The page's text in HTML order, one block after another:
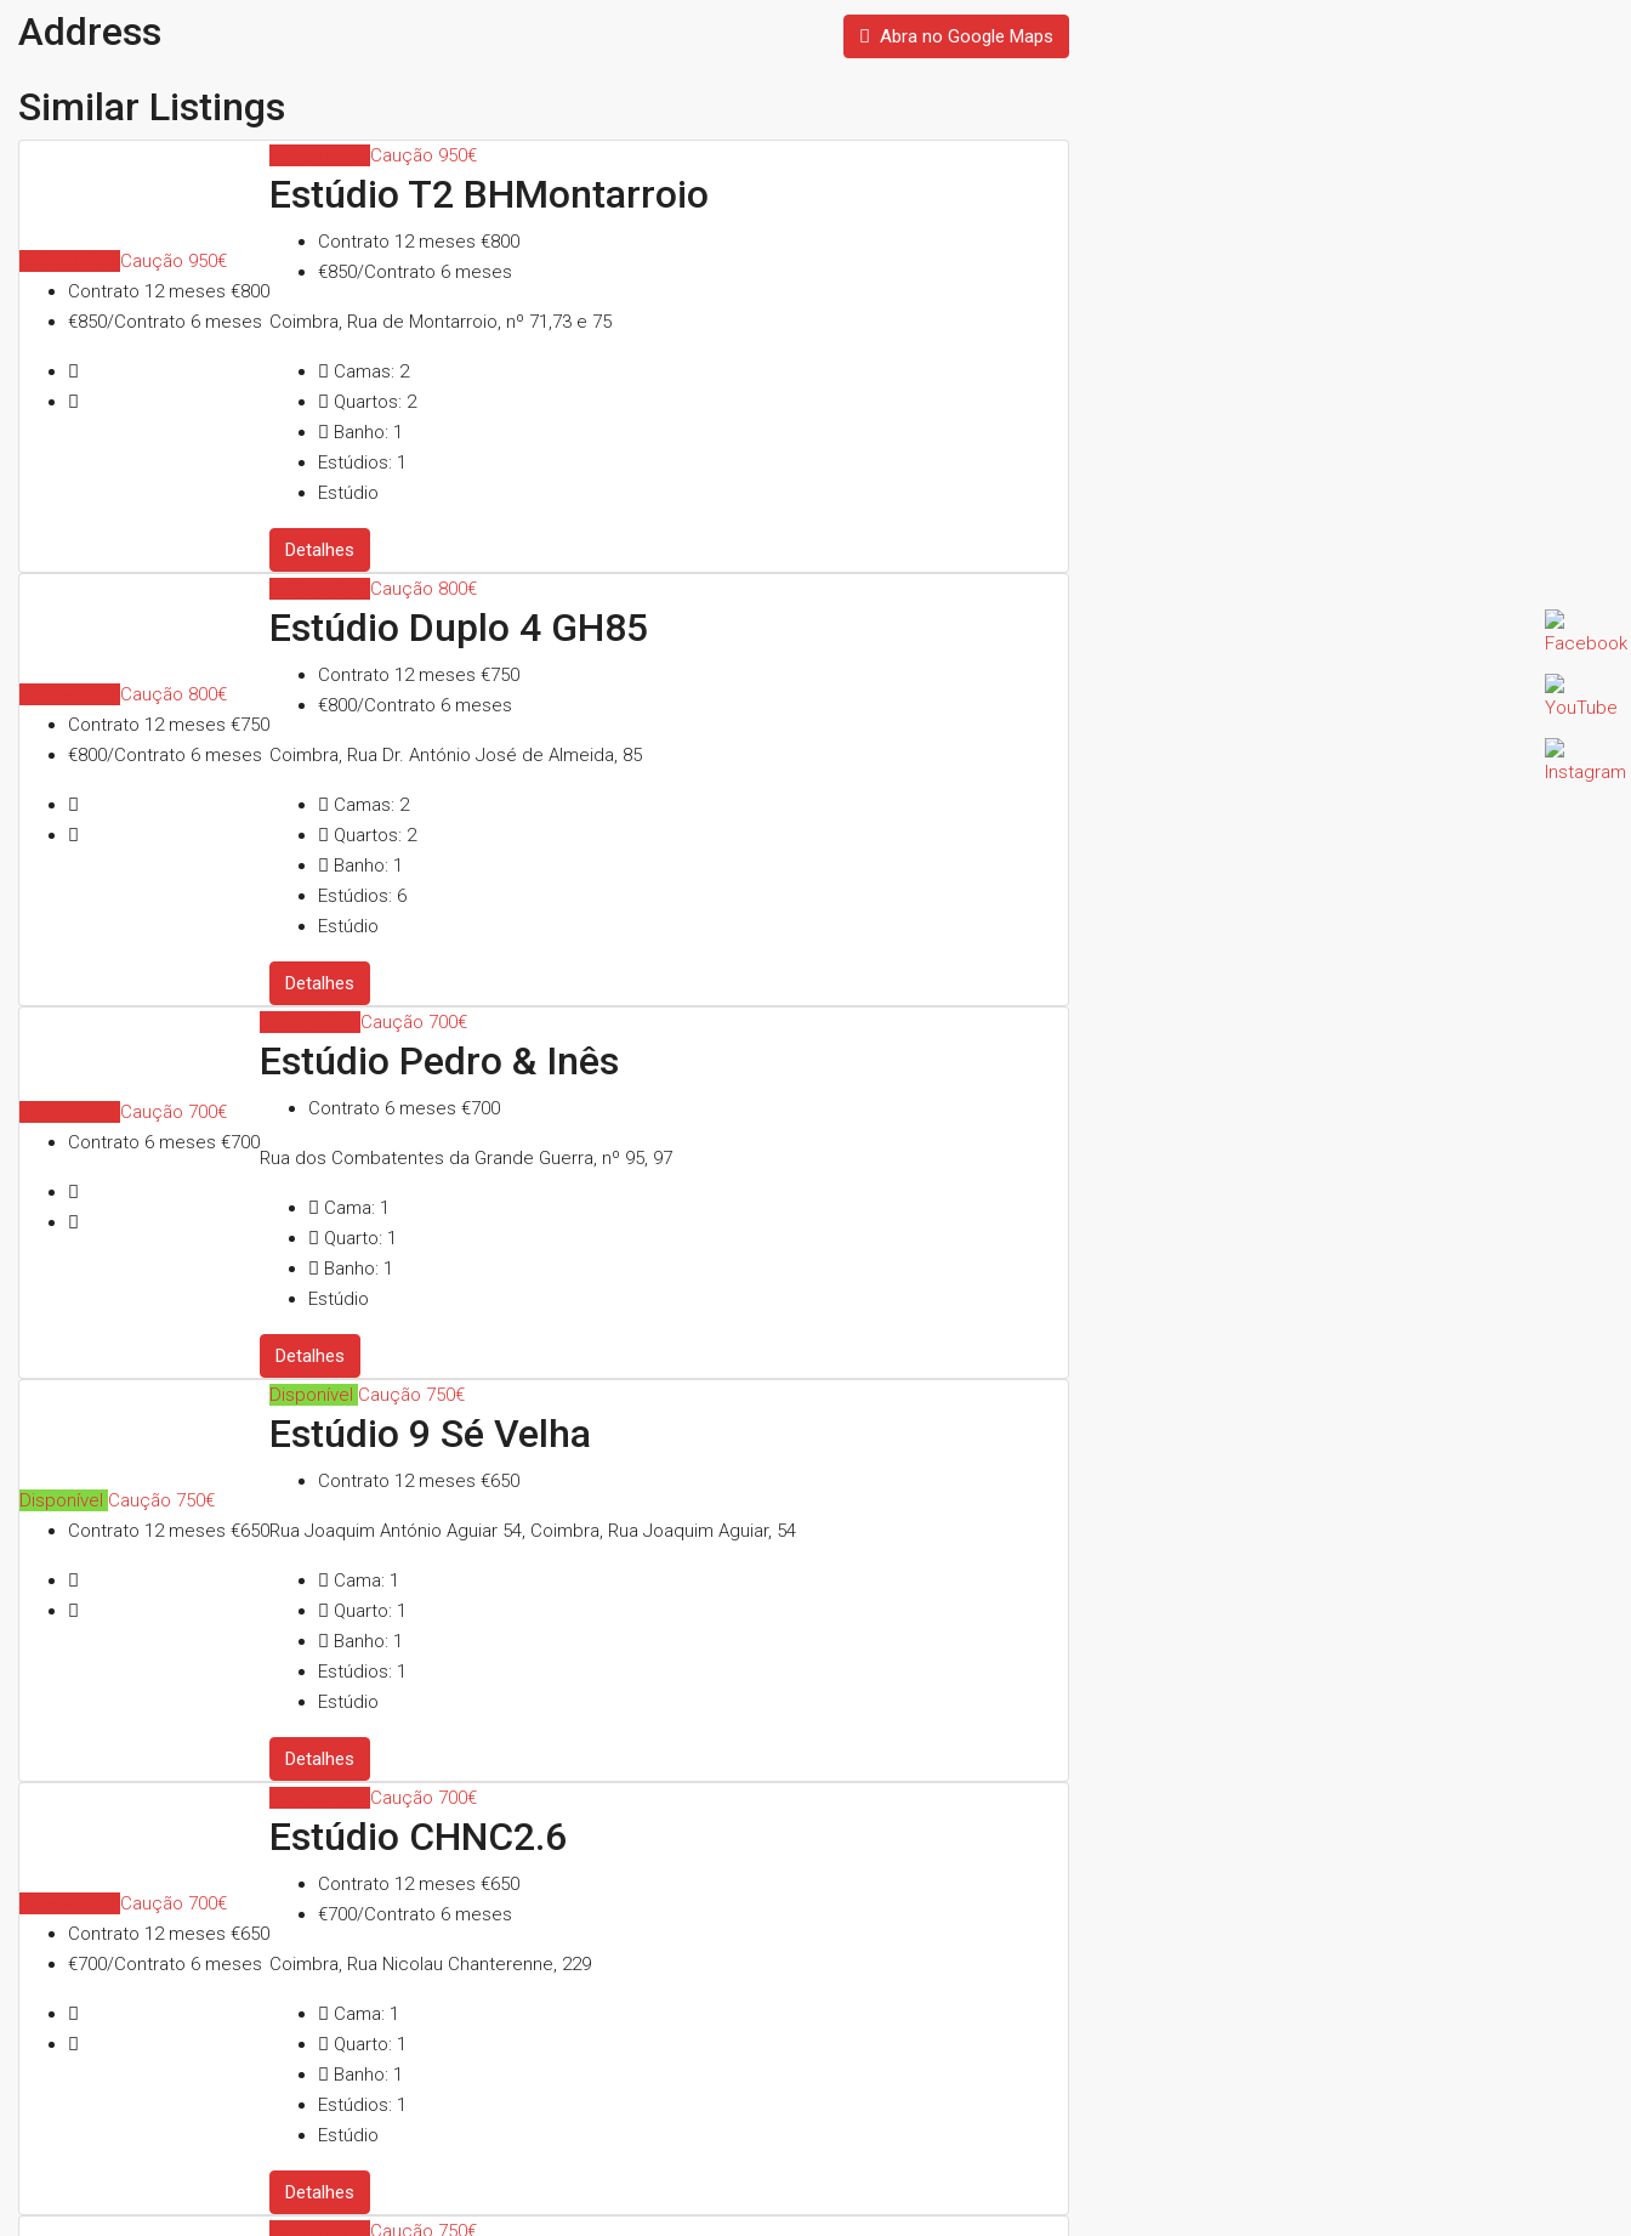
Address Abra no Google Maps
Similar Listings
Caução 950€
Contrato 12 meses €800
€850/Contrato 6 meses
Caução 950€
Estúdio T2 BHMontarroio
Contrato 12 meses €800
€850/Contrato 6 meses
Coimbra, Rua de Montarroio, nº 71,73 e 75
Camas: 2
Quartos: 2
Banho: 1
Estúdios: 1
Estúdio
Detalhes
Caução 800€
Contrato 12 meses €750
€800/Contrato 6 meses
Caução 800€
Estúdio Duplo 4 GH85
Contrato 12 meses €750
€800/Contrato 6 meses
Coimbra, Rua Dr. António José de Almeida, 85
Camas: 2
Quartos: 2
Banho: 1
Estúdios: 6
Estúdio
Detalhes
Caução 700€
Contrato 6 meses €700
Caução 700€
Estúdio Pedro & Inês
Contrato 6 meses €700
Rua dos Combatentes da Grande Guerra, nº 95, 97
Cama: 1
Quarto: 1
Banho: 1
Estúdio
Detalhes
Disponível Caução 750€
Contrato 12 meses €650
Disponível Caução 750€
Estúdio 9 Sé Velha
Contrato 12 meses €650
Rua Joaquim António Aguiar 54, Coimbra, Rua Joaquim Aguiar, 54
Cama: 1
Quarto: 1
Banho: 1
Estúdios: 1
Estúdio
Detalhes
Caução 700€
Contrato 12 meses €650
€700/Contrato 6 meses
Caução 700€
Estúdio CHNC2.6
Contrato 12 meses €650
€700/Contrato 6 meses
Coimbra, Rua Nicolau Chanterenne, 229
Cama: 1
Quarto: 1
Banho: 1
Estúdios: 1
Estúdio
Detalhes
Caução 750€